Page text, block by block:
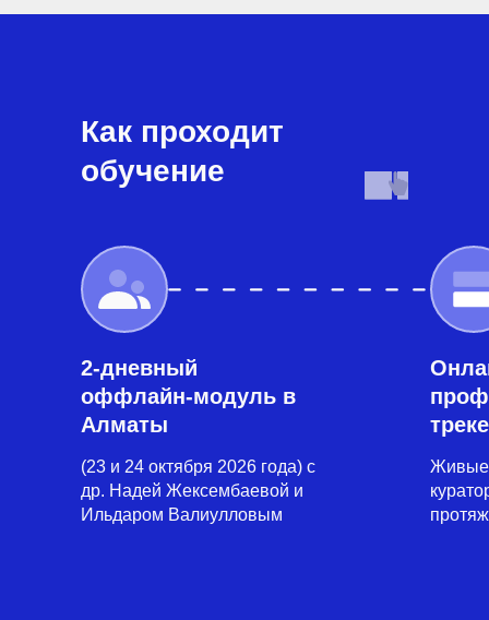
Как проходит
обучение
(23 и 24 октября 2026 года) с
др. Надей Жексембаевой и
Ильдаром Валиулловым
Живые
2-дневный
оффлайн-модуль в
Алматы